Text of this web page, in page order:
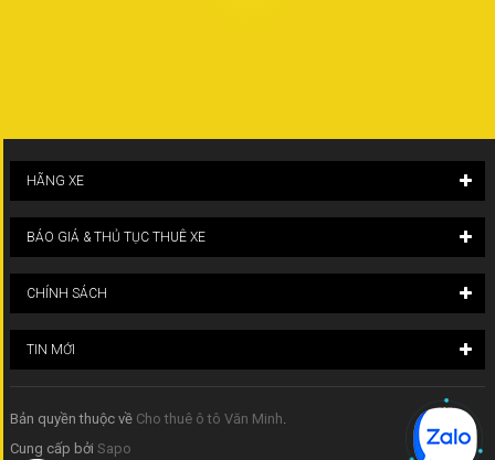
HÃNG XE
BÁO GIÁ & THỦ TỤC THUÊ XE
CHÍNH SÁCH
TIN MỚI
Bản quyền thuộc về Cho thuê ô tô Văn Minh
Cung cấp bởi Sapo